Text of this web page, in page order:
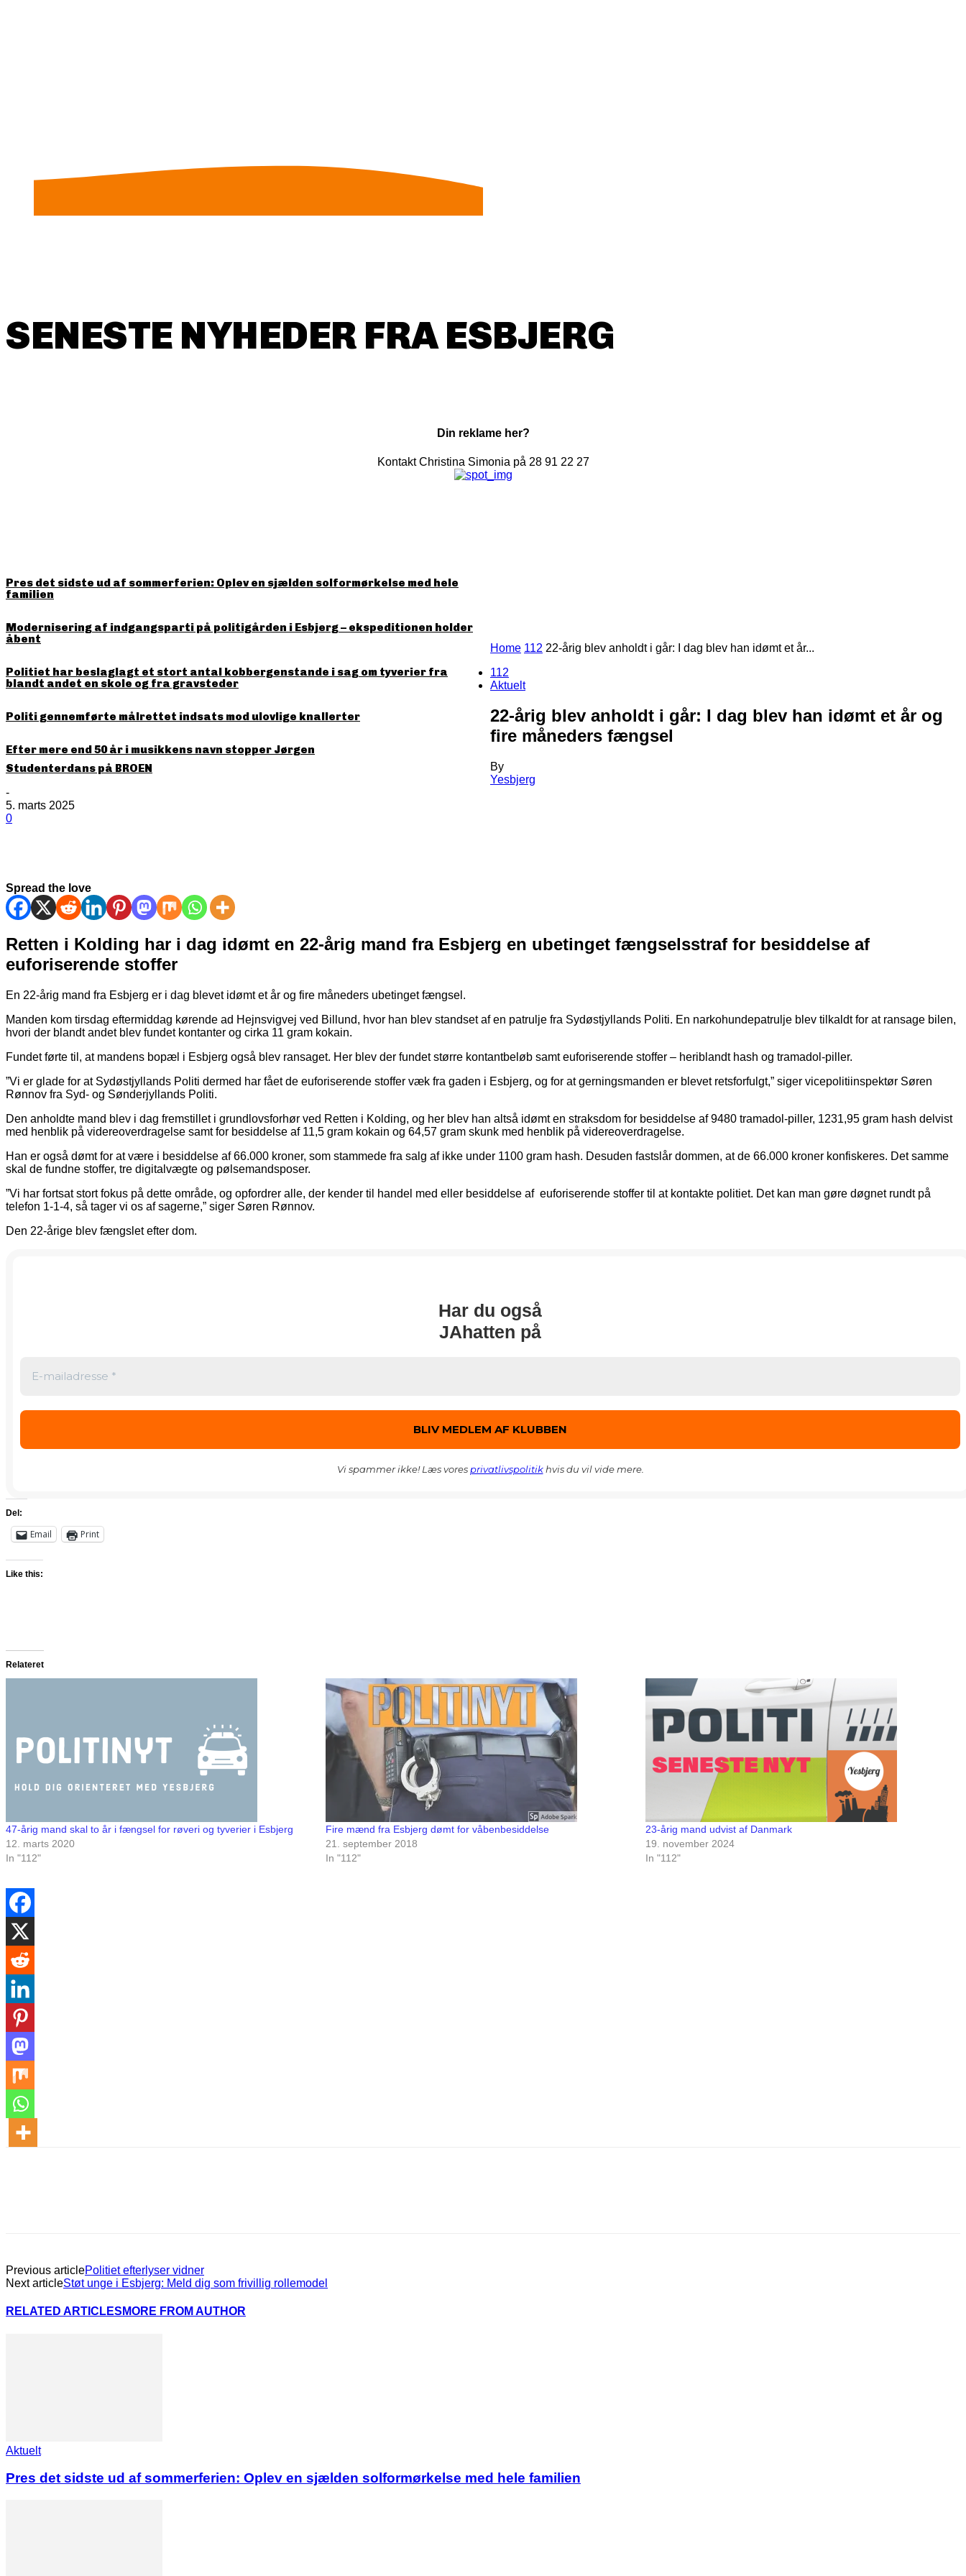
SENESTE NYHEDER FRA ESBJERG
Din reklame her?
Kontakt Christina Simonia på 28 91 22 27
Pres det sidste ud af sommerferien: Oplev en sjælden solformørkelse med hele
familien
Modernisering af indgangsparti på politigården i Esbjerg – ekspeditionen holder
åbent
Politiet har beslaglagt et stort antal kobbergenstande i sag om tyverier fra
blandt andet en skole og fra gravsteder
Politi gennemførte målrettet indsats mod ulovlige knallerter
Efter mere end 50 år i musikkens navn stopper Jørgen
Studenterdans på BROEN
Home 112 22-årig blev anholdt i går: I dag blev han idømt et år...
112
Aktuelt
22-årig blev anholdt i går: I dag blev han idømt et år og
fire måneders fængsel
By
Yesbjerg
-
5. marts 2025
0
Spread the love
Retten i Kolding har i dag idømt en 22-årig mand fra Esbjerg en ubetinget fængselsstraf for besiddelse af
euforiserende stoffer
En 22-årig mand fra Esbjerg er i dag blevet idømt et år og fire måneders ubetinget fængsel.
Manden kom tirsdag eftermiddag kørende ad Hejnsvigvej ved Billund, hvor han blev standset af en patrulje fra Sydøstjyllands Politi. En narkohundepatrulje blev tilkaldt for at ransage bilen,
hvori der blandt andet blev fundet kontanter og cirka 11 gram kokain.
Fundet førte til, at mandens bopæl i Esbjerg også blev ransaget. Her blev der fundet større kontantbeløb samt euforiserende stoffer – heriblandt hash og tramadol-piller.
”Vi er glade for at Sydøstjyllands Politi dermed har fået de euforiserende stoffer væk fra gaden i Esbjerg, og for at gerningsmanden er blevet retsforfulgt,” siger vicepolitiinspektør Søren
Rønnov fra Syd- og Sønderjyllands Politi.
Den anholdte mand blev i dag fremstillet i grundlovsforhør ved Retten i Kolding, og her blev han altså idømt en straksdom for besiddelse af 9480 tramadol-piller, 1231,95 gram hash delvist
med henblik på videreoverdragelse samt for besiddelse af 11,5 gram kokain og 64,57 gram skunk med henblik på videreoverdragelse.
Han er også dømt for at være i besiddelse af 66.000 kroner, som stammede fra salg af ikke under 1100 gram hash. Desuden fastslår dommen, at de 66.000 kroner konfiskeres. Det samme
skal de fundne stoffer, tre digitalvægte og pølsemandsposer.
”Vi har fortsat stort fokus på dette område, og opfordrer alle, der kender til handel med eller besiddelse af euforiserende stoffer til at kontakte politiet. Det kan man gøre døgnet rundt på
telefon 1-1-4, så tager vi os af sagerne,” siger Søren Rønnov.
Den 22-årige blev fængslet efter dom.
Har du også
JAhatten på
Vi spammer ikke! Læs vores privatlivspolitikhvis du vil vide mere.
Del:
Email Print
Like this:
Relateret
47-årig mand skal to år i fængsel for røveri og tyverier i Esbjerg
12. marts 2020
In "112"
Fire mænd fra Esbjerg dømt for våbenbesiddelse
21. september 2018
In "112"
23-årig mand udvist af Danmark
19. november 2024
In "112"
Previous articlePolitiet efterlyser vidner
Next articleStøt unge i Esbjerg: Meld dig som frivillig rollemodel
RELATED ARTICLES MORE FROM AUTHOR
Aktuelt
Pres det sidste ud af sommerferien: Oplev en sjælden solformørkelse med hele familien